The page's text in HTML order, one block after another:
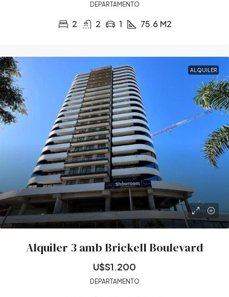
DEPARTAMENTO
2 2 1 75.6 M2
ALQUILER
Alquiler 3 amb Brickell Boulevard
U$S1.200
DEPARTAMENTO